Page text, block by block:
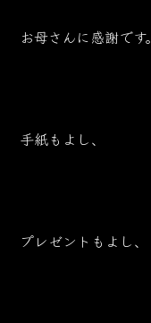
お母さんに感謝です。
手紙もよし、
プレゼントもよし、